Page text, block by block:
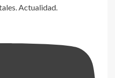
Actualidad.